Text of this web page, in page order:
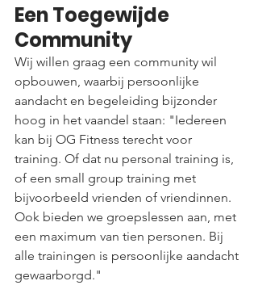
Een Toegewijde
Community
Wij willen graag een community wil
opbouwen, waarbij persoonlijke
aandacht en begeleiding bijzonder
hoog in het vaandel staan: "Iedereen
kan bij OG Fitness terecht voor
training. Of dat nu personal training is,
of een small group training met
bijvoorbeeld vrienden of vriendinnen.
Ook bieden we groepslessen aan, met
een maximum van tien personen. Bij
alle trainingen is persoonlijke aandacht
gewaarborgd."